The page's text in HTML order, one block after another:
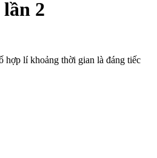
2
hợp lí khoảng thời gian là đáng tiếc